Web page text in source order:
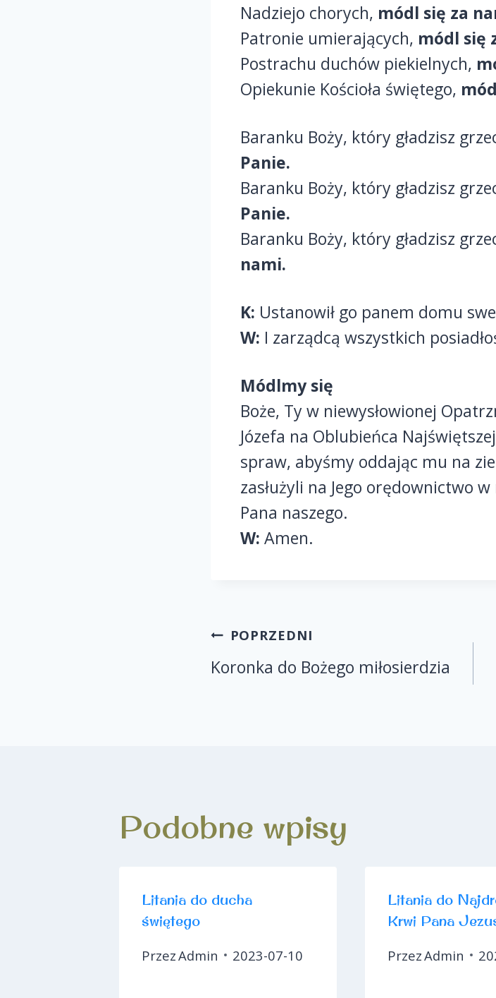
Nadziejo chorych, módl się za
Patronie umierających, módl się
Postrachu duchów piekielnych,
Opiekunie Kościoła świętego,
Baranku Boży, który gładzisz
Panie.
Baranku Boży, który gładzisz
Panie.
Baranku Boży, który gładzisz
nami.
K: Ustanowił go panem domu
W: I zarządcą wszystkich
Módlmy się
Boże, Ty w niewysłowionej
Józefa na Oblubieńca
spraw, abyśmy oddając mu na
zasłużyli na Jego orędownictwo
Pana naszego.
W: Amen.
POPRZEDNI
Koronka do Bożego miłosierdzia
Podobne wpisy
Litania do ducha
świętego
PrzezAdmin 2023-07-10
Litania do
Krwi Pana
PrzezAdmin